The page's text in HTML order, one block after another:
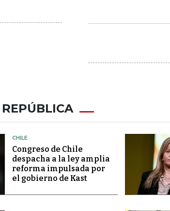
CHILE
Congreso de Chile
despacha a la ley amplia
reforma impulsada por
el gobierno de Kast